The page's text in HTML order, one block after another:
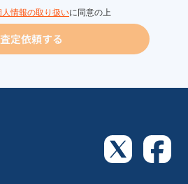
人情報の取り扱いに同意の上
査定依頼する